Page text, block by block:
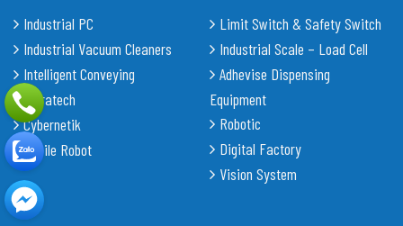
Industrial PC
Industrial Vacuum Cleaners
Intelligent Conveying
Shiratech
Cybernetik
Mobile Robot
Limit Switch & Safety Switch
Industrial Scale – Load Cell
Adhevise Dispensing
Equipment
Robotic
Digital Factory
Vision System